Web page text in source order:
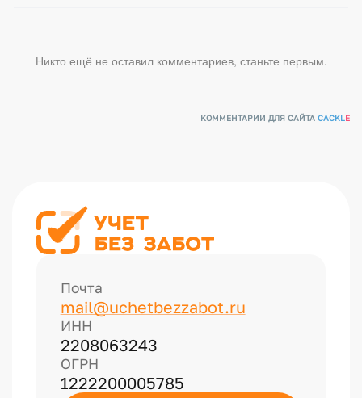
Никто ещё не оставил комментариев, станьте первым.
КОММЕНТАРИИ ДЛЯ САЙТАCACKLE
Почта
mail@uchetbezzabot.ru
ИНН
2208063243
ОГРН
1222200005785